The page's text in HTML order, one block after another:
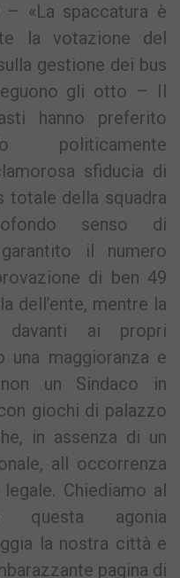
«La spaccatura è
la votazione del
gestione dei bus
gli otto – Il
hanno preferito
politicamente
sfiducia di
della squadra
senso di
il numero
di ben 49
dell’ente, mentre la
davanti ai propri
una maggioranza e
un Sindaco in
giochi di palazzo
in assenza di un
all occorrenza
Chiediamo al
questa agonia
la nostra città e
pagina di